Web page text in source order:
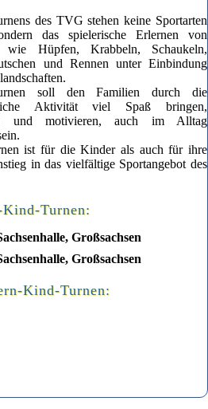
des TVG stehen keine Sportarten
das spielerische Erlernen von
wie Hüpfen, Krabbeln, Schaukeln,
und Rennen unter Einbindung
soll den Familien durch die
Aktivität viel Spaß bringen,
und motivieren, auch im Alltag
ist für die Kinder als auch für ihre
in das vielfältige Sportangebot des
Turnen:
Großsachsen
Großsachsen
Kind-Turnen: